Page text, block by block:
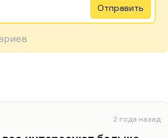
Отправить
2 года назад